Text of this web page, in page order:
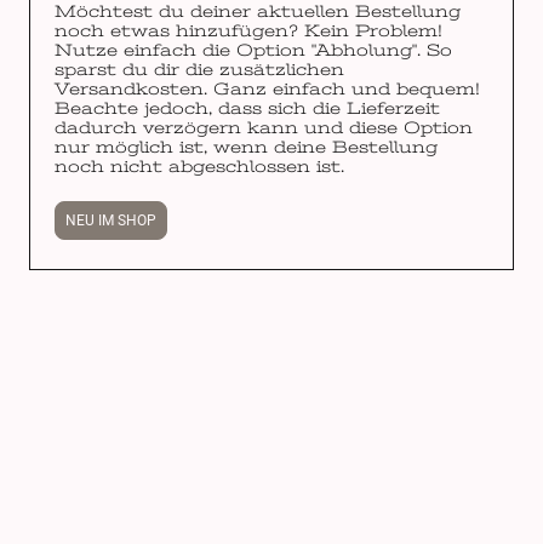
Möchtest du deiner aktuellen Bestellung
noch etwas hinzufügen? Kein Problem!
Nutze einfach die Option "Abholung". So
sparst du dir die zusätzlichen
Versandkosten. Ganz einfach und bequem!
Beachte jedoch, dass sich die Lieferzeit
dadurch verzögern kann und diese Option
nur möglich ist, wenn deine Bestellung
noch nicht abgeschlossen ist.
NEU IM SHOP